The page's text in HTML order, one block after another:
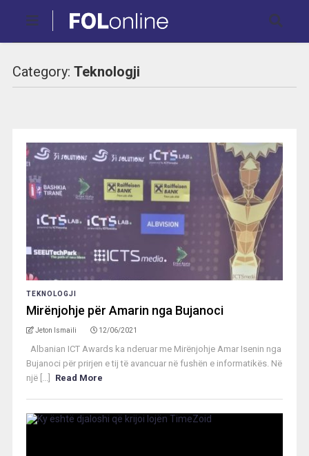
Category: Teknologji
TEKNOLOGJI
Mirënjohje për Amarin nga Bujanoci
Jeton Ismaili 12/06/2021
Albanian ICT Awards ka nderuar me Mirënjohje Amar Isenin nga
Bujanoci për prirjen e tij të avancuar në fushën e informatikës. Në
një [...]
Read More